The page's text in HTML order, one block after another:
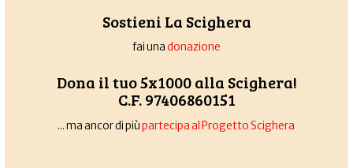
Sostieni La Scighera
fai unadonazione
Dona il tuo 5x1000 alla Scighera!
C.F. 97406860151
... ma ancor di piùpartecipa al Progetto Scighera